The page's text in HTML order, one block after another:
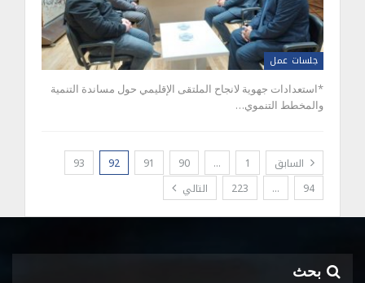
جلسات عمل
*استعدادات جهوية لانجاح الملتقى الإقليمي حول مساندة التنمية
والمخطط التنموي…
السابق 1
…
90
91
92
93
94
…
223 التالي
بحث